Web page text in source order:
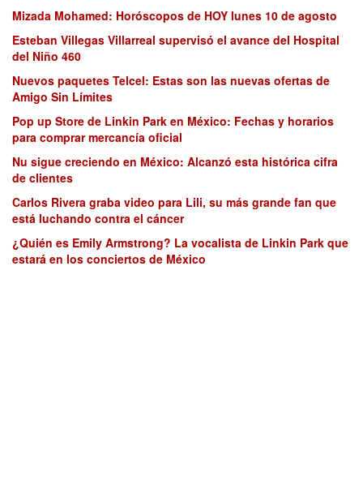
Mizada Mohamed: Horóscopos de HOY lunes 10 de agosto
Esteban Villegas Villarreal supervisó el avance del Hospital
del Niño 460
Nuevos paquetes Telcel: Estas son las nuevas ofertas de
Amigo Sin Límites
Pop up Store de Linkin Park en México: Fechas y horarios
para comprar mercancía oficial
Nu sigue creciendo en México: Alcanzó esta histórica cifra
de clientes
Carlos Rivera graba video para Lili, su más grande fan que
está luchando contra el cáncer
¿Quién es Emily Armstrong? La vocalista de Linkin Park que
estará en los conciertos de México